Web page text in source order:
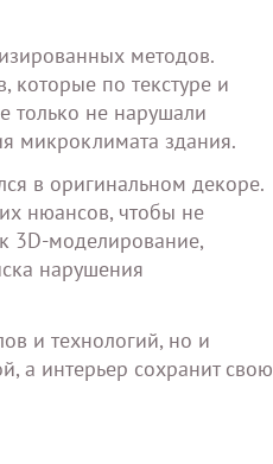
методов.
которые по текстуре и
только не нарушали
микроклимата здания.
в оригинальном декоре.
нюансов, чтобы не
3D-моделирование,
нарушения
и технологий, но и
а интерьер сохранит свою